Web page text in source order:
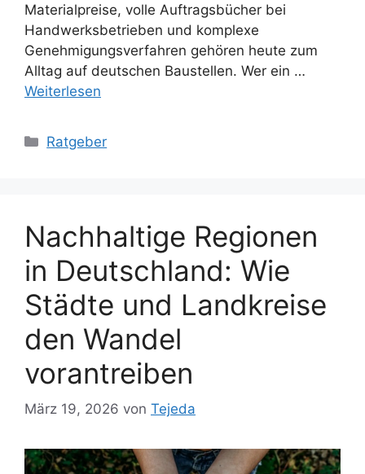
Materialpreise, volle Auftragsbücher bei
Handwerksbetrieben und komplexe
Genehmigungsverfahren gehören heute zum
Alltag auf deutschen Baustellen. Wer ein …
Weiterlesen
Kategorien
Ratgeber
Nachhaltige Regionen
in Deutschland: Wie
Städte und Landkreise
den Wandel
vorantreiben
März 19, 2026 von Tejeda